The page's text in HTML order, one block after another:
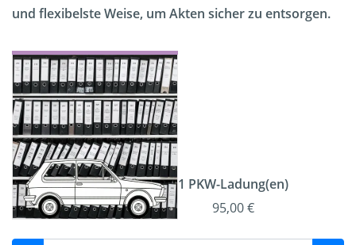
und flexibelste Weise, um Akten sicher zu entsorgen.
1 PKW-Ladung(en)
95,00 €